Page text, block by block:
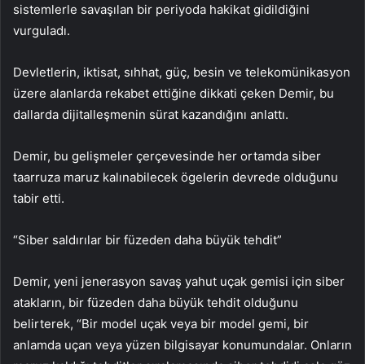
sistemlerle savaşılan bir periyoda hakikat gidildiğini
vurguladı.
Devletlerin, iktisat, sıhhat, güç, besin ve telekomünikasyon
üzere alanlarda rekabet ettiğine dikkati çeken Demir, bu
dallarda dijitalleşmenin sürat kazandığını anlattı.
Demir, bu gelişmeler çerçevesinde her ortamda siber
taarruza maruz kalınabilecek ögelerin devrede olduğunu
tabir etti.
“Siber saldırılar bir füzeden daha büyük tehdit”
Demir, yeni jenerasyon savaş yahut uçak gemisi için siber
atakların, bir füzeden daha büyük tehdit olduğunu
belirterek, “Bir model uçak veya bir model gemi, bir
anlamda uçan veya yüzen bilgisayar konumundalar. Onların